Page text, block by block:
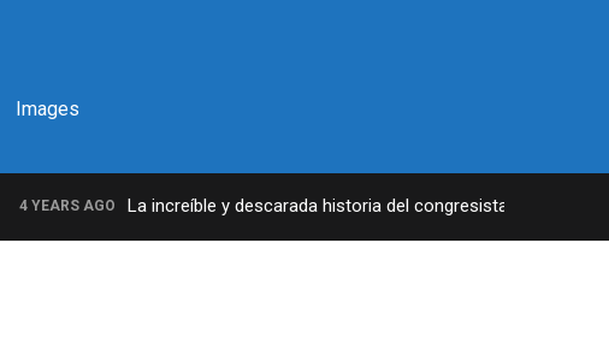
Images
4 YEARS AGO La increíble y descarada historia del congresista por NY